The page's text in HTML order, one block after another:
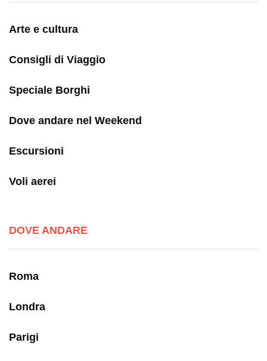
Arte e cultura
Consigli di Viaggio
Speciale Borghi
Dove andare nel Weekend
Escursioni
Voli aerei
DOVE ANDARE
Roma
Londra
Parigi